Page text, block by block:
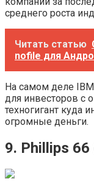
среднего роста
Читать статью
nofile для
На самом деле
для инвесторов с
техногигант куда
огромные деньги.
9. Phillips 66